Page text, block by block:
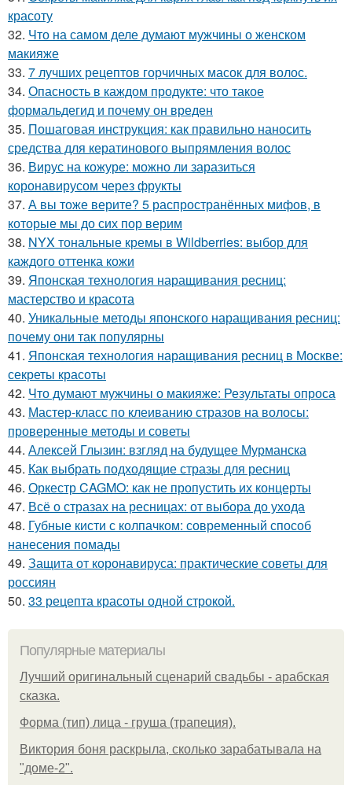
красоту
32. Что на самом деле думают мужчины о женском
макияже
33. 7 лучших рецептов горчичных масок для волос.
34. Опасность в каждом продукте: что такое
формальдегид и почему он вреден
35. Пошаговая инструкция: как правильно наносить
средства для кератинового выпрямления волос
36. Вирус на кожуре: можно ли заразиться
коронавирусом через фрукты
37. А вы тоже верите? 5 распространённых мифов, в
которые мы до сих пор верим
38. NYX тональные кремы в Wildberries: выбор для
каждого оттенка кожи
39. Японская технология наращивания ресниц:
мастерство и красота
40. Уникальные методы японского наращивания ресниц:
почему они так популярны
41. Японская технология наращивания ресниц в Москве:
секреты красоты
42. Что думают мужчины о макияже: Результаты опроса
43. Мастер-класс по клеиванию стразов на волосы:
проверенные методы и советы
44. Алексей Глызин: взгляд на будущее Мурманска
45. Как выбрать подходящие стразы для ресниц
46. Оркестр CAGMO: как не пропустить их концерты
47. Всё о стразах на ресницах: от выбора до ухода
48. Губные кисти с колпачком: современный способ
нанесения помады
49. Защита от коронавируса: практические советы для
россиян
50. 33 рецепта красоты одной строкой.
Популярные материалы
Лучший оригинальный сценарий свадьбы - арабская
сказка.
Форма (тип) лица - груша (трапеция).
Виктория боня раскрыла, сколько зарабатывала на
"доме-2".